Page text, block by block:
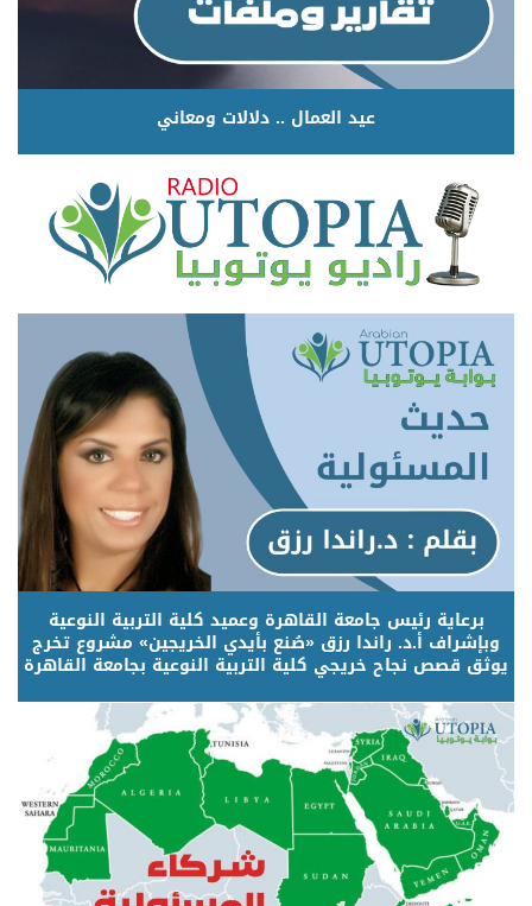
عيد العمال .. دلالات ومعاني
برعاية رئيس جامعة القاهرة وعميد كلية التربية النوعية
وبإشراف أ.د. راندا رزق «صُنع بأيدي الخريجين» مشروع تخرج
يوثق قصص نجاح خريجي كلية التربية النوعية بجامعة القاهرة